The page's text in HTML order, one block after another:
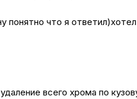
что я
всего хрома по